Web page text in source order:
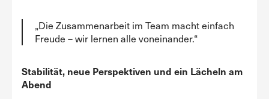
„Die Zusammenarbeit im Team macht einfach
Freude – wir lernen alle voneinander.“
Stabilität, neue Perspektiven und ein Lächeln am
Abend